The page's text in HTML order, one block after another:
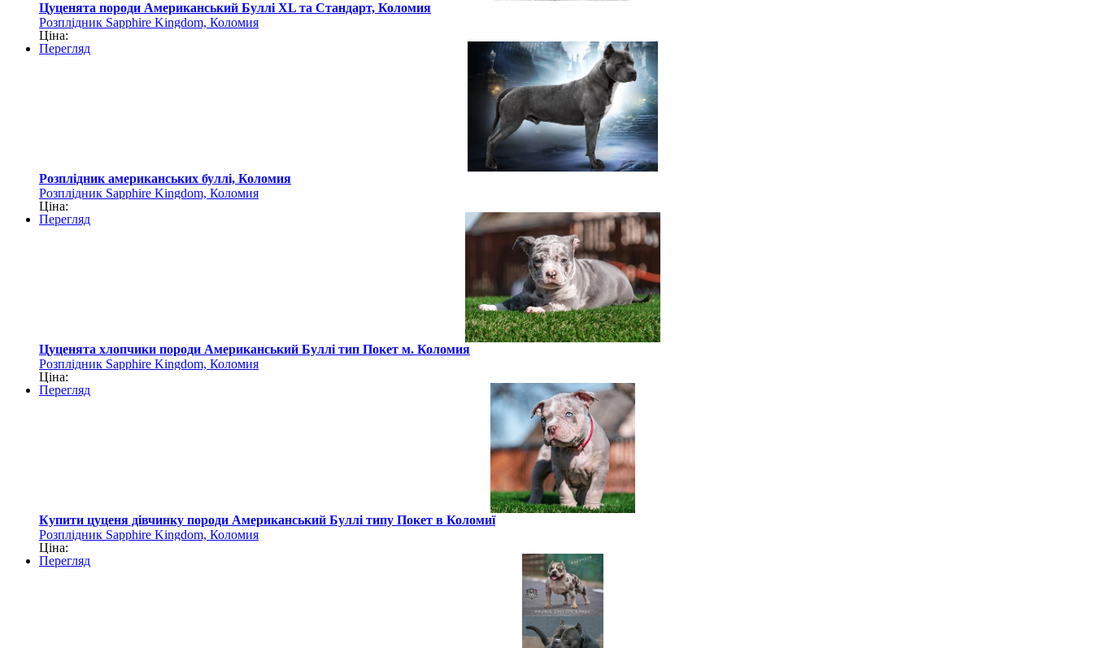
Цуценята породи Американський Буллі XL та Стандарт, Коломия
Розплідник Sapphire Kingdom, Коломия
Ціна:
Перегляд
Розплідник американських буллі, Коломия
Розплідник Sapphire Kingdom, Коломия
Ціна:
Перегляд
Цуценята хлопчики породи Американський Буллі тип Покет м. Коломия
Розплідник Sapphire Kingdom, Коломия
Ціна:
Перегляд
Купити цуценя дівчинку породи Американський Буллі типу Покет в Коломиї
Розплідник Sapphire Kingdom, Коломия
Ціна:
Перегляд